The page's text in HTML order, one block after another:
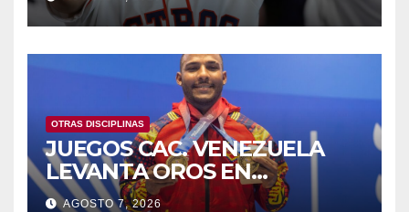
OTRAS DISCIPLINAS
JUEGOS CAC. VENEZUELA
LEVANTA OROS EN
HALTEROFILIA Y TIRO
AGOSTO 7, 2026